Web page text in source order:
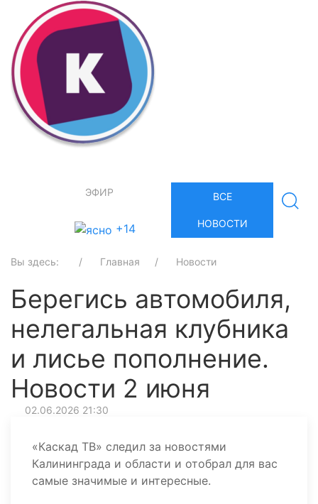
ЭФИР
+14
ВСЕ
НОВОСТИ
Вы здесь: Главная Новости
Берегись автомобиля,
нелегальная клубника
и лисье пополнение.
Новости 2 июня
02.06.2026 21:30
«Каскад ТВ» следил за новостями
Калининграда и области и отобрал для вас
самые значимые и интересные.